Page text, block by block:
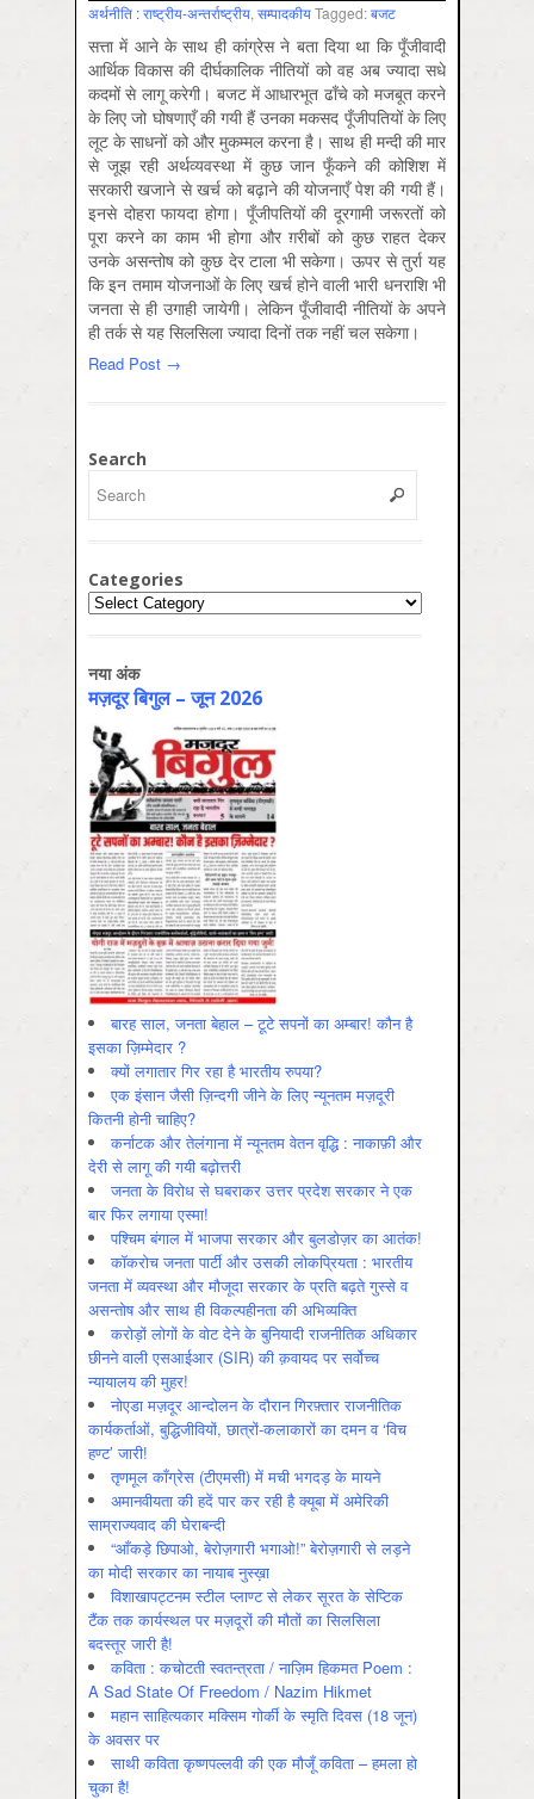
अर्थनीति : राष्‍ट्रीय-अन्‍तर्राष्‍ट्रीय, सम्‍पादकीयTagged:बजट
सत्ता में आने के साथ ही कांग्रेस ने बता दिया था कि पूँजीवादी
आर्थिक विकास की दीर्घकालिक नीतियों को वह अब ज्यादा सधे
कदमों से लागू करेगी। बजट में आधारभूत ढाँचे को मजबूत करने
के लिए जो घोषणाएँ की गयी हैं उनका मकसद पूँजीपतियों के लिए
लूट के साधनों को और मुकम्मल करना है। साथ ही मन्दी की मार
से जूझ रही अर्थव्यवस्था में कुछ जान फूँकने की कोशिश में
सरकारी खजाने से खर्च को बढ़ाने की योजनाएँ पेश की गयी हैं।
इनसे दोहरा फायदा होगा। पूँजीपतियों की दूरगामी जरूरतों को
पूरा करने का काम भी होगा और ग़रीबों को कुछ राहत देकर
उनके असन्तोष को कुछ देर टाला भी सकेगा। ऊपर से तुर्रा यह
कि इन तमाम योजनाओं के लिए खर्च होने वाली भारी धनराशि भी
जनता से ही उगाही जायेगी। लेकिन पूँजीवादी नीतियों के अपने
ही तर्क से यह सिलसिला ज्यादा दिनों तक नहीं चल सकेगा।
Read Post →
Search
Categories
Categories
नया अंक
मज़दूर बिगुल – जून 2026
बारह साल, जनता बेहाल – टूटे सपनों का अम्बार! कौन है
इसका ज़िम्मेदार ?
क्यों लगातार गिर रहा है भारतीय रुपया?
एक इंसान जैसी ज़िन्दगी जीने के लिए न्यूनतम मज़दूरी
कितनी होनी चाहिए?
कर्नाटक और तेलंगाना में न्यूनतम वेतन वृद्धि : नाकाफ़ी और
देरी से लागू की गयी बढ़ोत्तरी
जनता के विरोध से घबराकर उत्तर प्रदेश सरकार ने एक
बार फिर लगाया एस्मा!
पश्चिम बंगाल में भाजपा सरकार और बुलडोज़र का आतंक!
कॉकरोच जनता पार्टी और उसकी लोकप्रियता : भारतीय
जनता में व्‍यवस्‍था और मौजूदा सरकार के प्रति बढ़ते गुस्‍से व
असन्‍तोष और साथ ही विकल्‍पहीनता की अभिव्‍यक्ति
करोड़ों लोगों के वोट देने के बुनियादी राजनीतिक अधिकार
छीनने वाली एसआईआर (SIR) की क़वायद पर सर्वोच्च
न्यायालय की मुहर!
नोएडा मज़दूर आन्दोलन के दौरान गिरफ़्तार राजनीतिक
कार्यकर्ताओं, बुद्धिजीवियों, छात्रों-कलाकारों का दमन व ‘विच
हण्ट’ जारी!
तृणमूल काँग्रेस (टीएमसी) में मची भगदड़ के मायने
अमानवीयता की हदें पार कर रही है क्यूबा में अमेरिकी
साम्राज्यवाद की घेराबन्दी
“आँकड़े छिपाओ, बेरोज़गारी भगाओ!” बेरोज़गारी से लड़ने
का मोदी सरकार का नायाब नुस्ख़ा
विशाखापट्टनम स्टील प्लाण्ट से लेकर सूरत के सेप्टिक
टैंक तक कार्यस्थल पर मज़दूरों की मौतों का सिलसिला
बदस्तूर जारी है!
कविता : कचोटती स्वतन्त्रता / नाज़िम हिकमत Poem :
A Sad State Of Freedom / Nazim Hikmet
महान साहित्यकार मक्सिम गोर्की के स्मृति दिवस (18 जून)
के अवसर पर
साथी कविता कृष्णपल्लवी की एक मौजूँ कविता – हमला हो
चुका है!